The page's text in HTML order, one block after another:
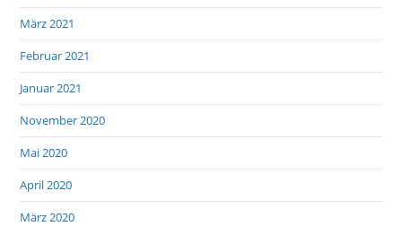
März 2021
Februar 2021
Januar 2021
November 2020
Mai 2020
April 2020
März 2020